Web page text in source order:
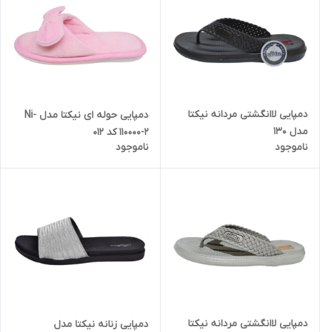
دمپایی لاانگشتی مردانه نیکتا
مدل 130
ناموجود
دمپایی حوله ای نیکتا مدل Ni-
110000-2 کد 012
ناموجود
دمپایی لاانگشتی مردانه نیکتا
دمپایی زنانه نیکتا مدل